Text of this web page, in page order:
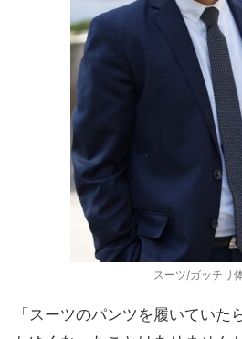
スーツ/ガッチリ
「スーツのパンツを履いていた